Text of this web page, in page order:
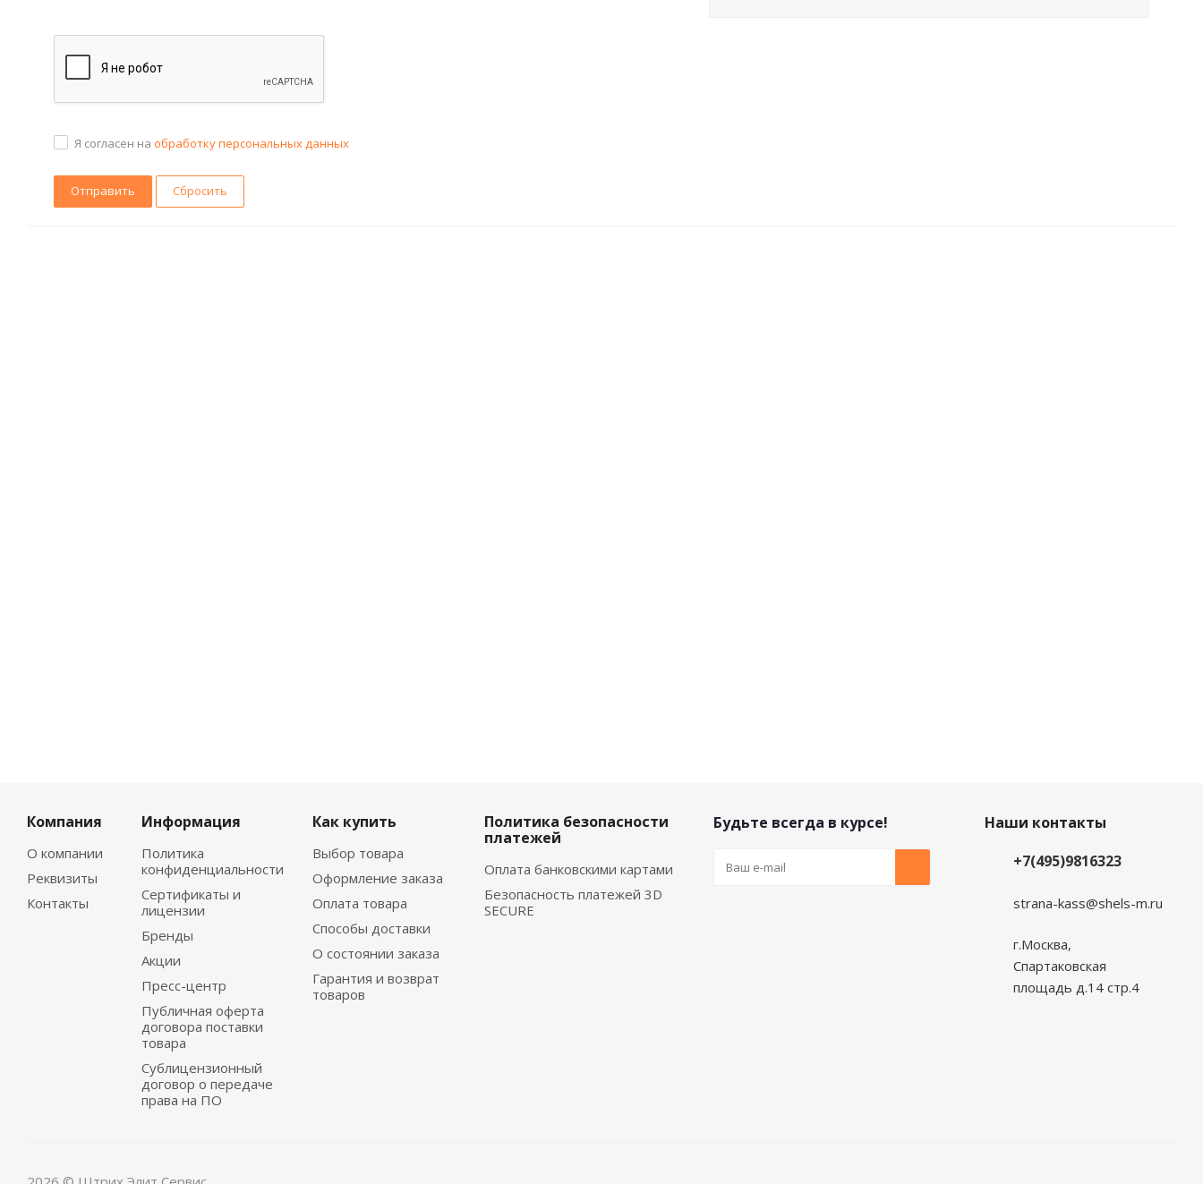
Я согласен на обработку персональных данных
Сбросить
Компания
О компании
Реквизиты
Контакты
Информация
Политика
конфиденциальности
Сертификаты и
лицензии
Бренды
Акции
Пресс-центр
Публичная оферта
договора поставки
товара
Сублицензионный
договор о передаче
права на ПО
Как купить
Выбор товара
Оформление заказа
Оплата товара
Способы доставки
О состоянии заказа
Гарантия и возврат
товаров
Политика безопасности
платежей
Оплата банковскими картами
Безопасность платежей 3D
SECURE
Будьте всегда в курсе!
Наши контакты
+7(495)9816323
strana-kass@shels-m.ru
г.Москва,
Спартаковская
площадь д.14 стр.4